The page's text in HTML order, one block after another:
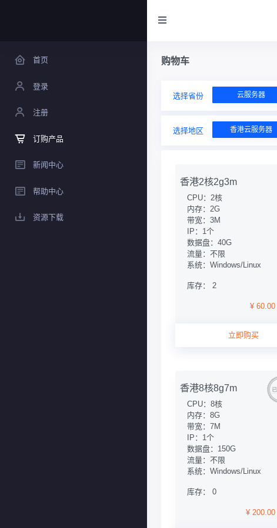
首页
登录
注册
订购产品
新闻中心
帮助中心
资源下载
购物车
选择省份 云服务器
选择地区 香港云服务器
香港2核2g3m
CPU：2核
内存：2G
带宽：3M
IP：1个
数据盘：40G
流量：不限
系统：Windows/Linux
库存： 2
¥ 60.00
立即购买
香港8核8g7m
CPU：8核
内存：8G
带宽：7M
IP：1个
数据盘：150G
流量：不限
系统：Windows/Linux
库存： 0
¥ 200.00